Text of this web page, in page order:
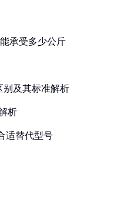
承受多少公斤
别及其标准解析
析
适替代型号